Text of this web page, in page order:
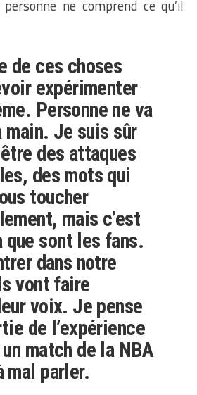
ne comprend ce qu’il
de ces choses
expérimenter
Personne ne va
main. Je suis sûr
des attaques
des mots qui
toucher
mais c’est
que sont les fans.
dans notre
vont faire
voix. Je pense
de l’expérience
match de la NBA
mal parler.